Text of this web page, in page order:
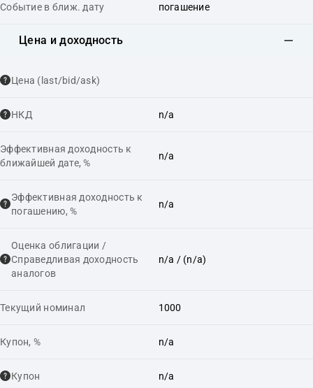
Событие в ближ. дату погашение
Цена и доходность
Цена (last/bid/ask)
НКД n/a
Эффективная доходность к
ближайшей дате, %
n/a
Эффективная доходность к
погашению, %
n/a
Оценка облигации /
Справедливая доходность
аналогов
n/a / (n/a)
Текущий номинал 1000
Купон, % n/a
Купон n/a